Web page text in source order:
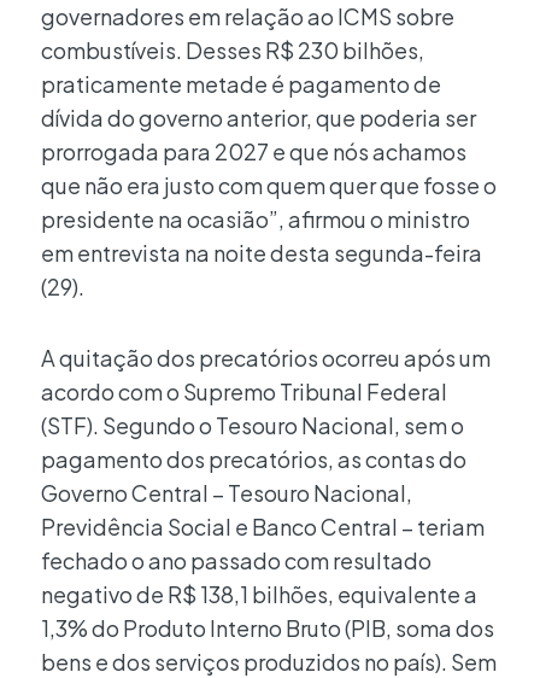
governadores em relação ao ICMS sobre
combustíveis. Desses R$ 230 bilhões,
praticamente metade é pagamento de
dívida do governo anterior, que poderia ser
prorrogada para 2027 e que nós achamos
que não era justo com quem quer que fosse o
presidente na ocasião”, afirmou o ministro
em entrevista na noite desta segunda-feira
(29).
A quitação dos precatórios ocorreu após um
acordo com o Supremo Tribunal Federal
(STF). Segundo o Tesouro Nacional, sem o
pagamento dos precatórios, as contas do
Governo Central – Tesouro Nacional,
Previdência Social e Banco Central – teriam
fechado o ano passado com resultado
negativo de R$ 138,1 bilhões, equivalente a
1,3% do Produto Interno Bruto (PIB, soma dos
bens e dos serviços produzidos no país). Sem